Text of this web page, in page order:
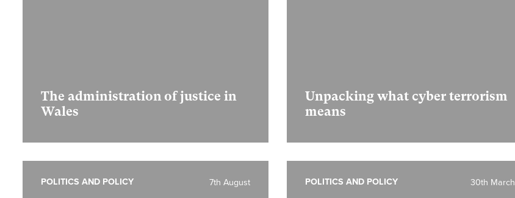
The administration of justice in
Wales
Unpacking what cyber terrorism
means
7th August
POLITICS AND POLICY 30th March
POLITICS AND POLICY